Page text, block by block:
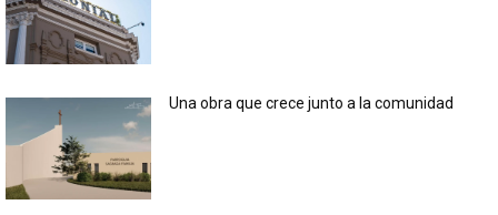
Una obra que crece junto a la comunidad